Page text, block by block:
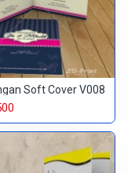
Soft Cover V008